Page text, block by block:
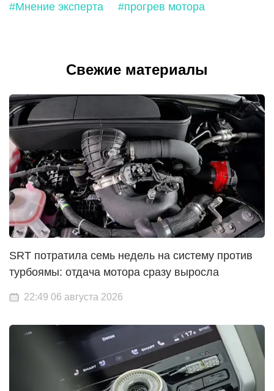
#Мнение эксперта #прогрев мотора
Свежие материалы
SRT потратила семь недель на систему против
турбоямы: отдача мотора сразу выросла
22:49 06 августа 2026